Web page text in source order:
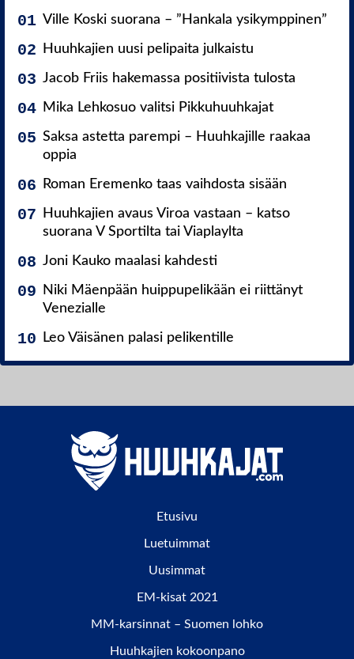
Ville Koski suorana – ”Hankala ysikymppinen”
Huuhkajien uusi pelipaita julkaistu
Jacob Friis hakemassa positiivista tulosta
Mika Lehkosuo valitsi Pikkuhuuhkajat
Saksa astetta parempi – Huuhkajille raakaa
oppia
Roman Eremenko taas vaihdosta sisään
Huuhkajien avaus Viroa vastaan – katso
suorana V Sportilta tai Viaplaylta
Joni Kauko maalasi kahdesti
Niki Mäenpään huippupelikään ei riittänyt
Venezialle
Leo Väisänen palasi pelikentille
Etusivu
Luetuimmat
Uusimmat
EM-kisat 2021
MM-karsinnat – Suomen lohko
Huuhkajien kokoonpano